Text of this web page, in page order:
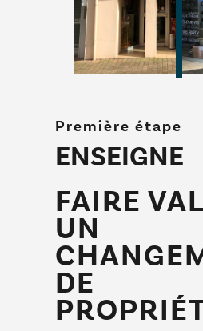
Première étape
ENSEIGNE
FAIRE
UN
DE